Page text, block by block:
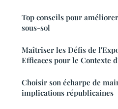
Top conseils pour
sous-sol
Maîtriser les Défis de
Efficaces pour le Contexte
Choisir son écharpe de
implications républicaines